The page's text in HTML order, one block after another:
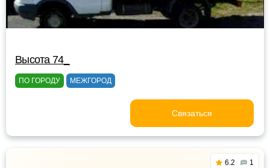
Высота 74_
ПО ГОРОДУ МЕЖГОРОД
Связаться
6.2 1